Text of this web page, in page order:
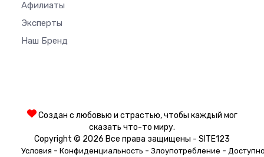
Афилиаты
Эксперты
Наш Бренд
Создан с любовью и страстью, чтобы каждый мог
сказать что-то миру.
Copyright © 2026 Все права защищены - SITE123
Условия - Конфиденциальность - Злоупотребление -